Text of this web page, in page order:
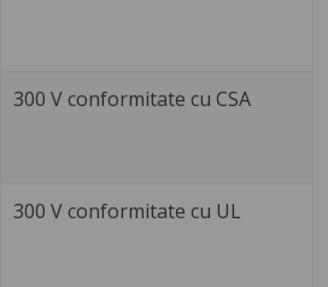
300 V conformitate cu CSA
300 V conformitate cu UL